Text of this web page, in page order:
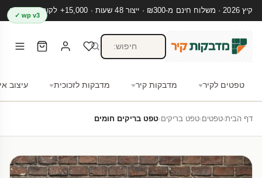
קיץ 2026 · משלוח חינם מ-₪300 · ייצור 48 שעות · 15,000+ לקוחות מרוצים
טפטים לקיר מדבקות קיר מדבקות לזכוכית עיצוב
wp v3 ✓
דף הבית›טפטים›טפט בריקים›טפט בריקים חומים